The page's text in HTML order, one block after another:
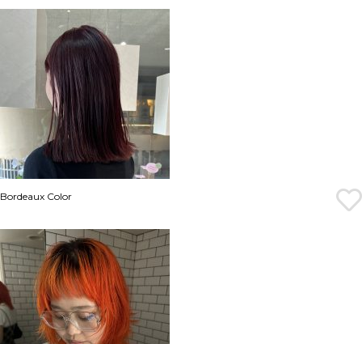
Bordeaux Color